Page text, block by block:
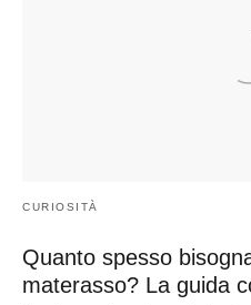
CURIOSITÀ
Quanto spesso
materasso? La guida